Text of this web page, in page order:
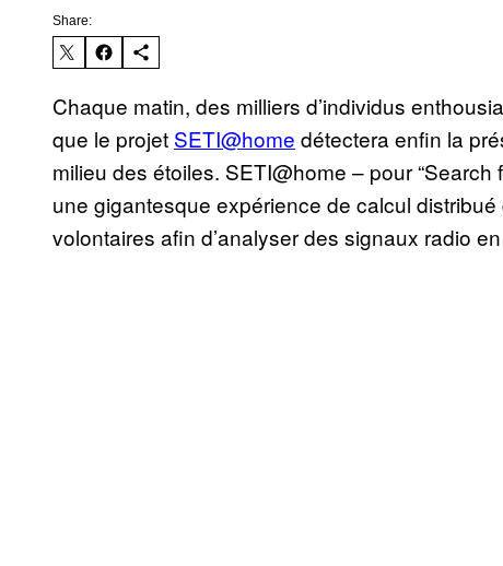
Share:
Chaque matin, des milliers d’individus
que le projet SETI@home détectera enfin la
milieu des étoiles. SETI@home – pour
une gigantesque expérience de calcul
volontaires afin d’analyser des signaux radio